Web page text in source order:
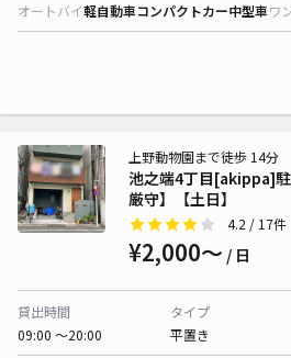
オートバイ軽自動車コンパクトカー中型車ワ
池之端4丁目[akippa]
厳守】【土日】
上野動物園まで徒歩 14分
4.2 / 17件
¥2,000〜 / 日
貸出時間
09:00 〜20:00
タイプ
平置き